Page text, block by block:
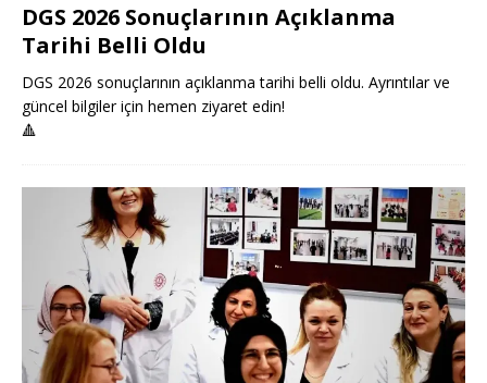
DGS 2026 Sonuçlarının Açıklanma
Tarihi Belli Oldu
DGS 2026 sonuçlarının açıklanma tarihi belli oldu. Ayrıntılar ve
güncel bilgiler için hemen ziyaret edin!
🔺